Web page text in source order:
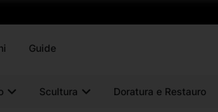
Guide
Scultura Doratura e Restauro